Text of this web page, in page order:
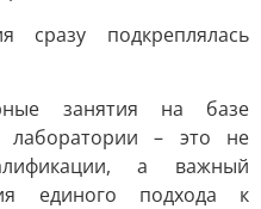
сразу подкреплялась
занятия на базе
лаборатории – это не
а важный
единого подхода к